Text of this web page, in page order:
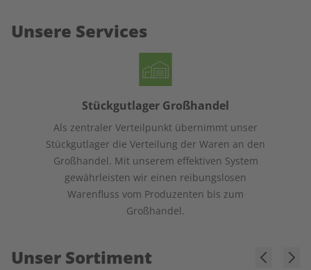
Unsere Services
Stückgutlager Großhandel
Als zentraler Verteilpunkt übernimmt unser
Stückgutlager die Verteilung der Waren an den
Großhandel. Mit unserem effektiven System
gewährleisten wir einen reibungslosen
Warenfluss vom Produzenten bis zum
Großhandel.
Unser Sortiment